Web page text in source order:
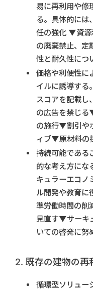
易に再利用や修
る。具体的に
任の強化 ▼資源
の廃棄禁止、定
性と耐久性につ
価格や利便性に
イルに誘導する
スコアを記載し
の広告を禁じ
の施行▼割引や
ィブ▼原材料の
持続可能である
的な考え方に
キュラーエコノ
ル開発や教育
準労働時間の削
見直す▼サーキ
いての啓発に努
2. 既存の建物の再
循環型ソリュー